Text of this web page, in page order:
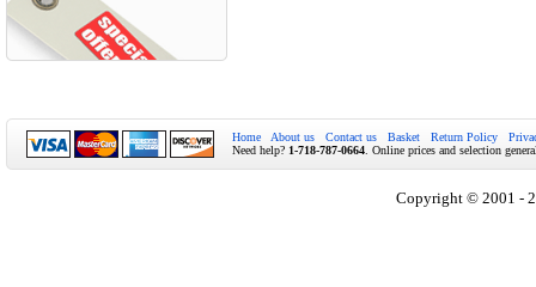
Home About us Contact us Basket Return Policy
Need help? 1-718-787-0664 . Online prices and selection
Copyright © 2001 -